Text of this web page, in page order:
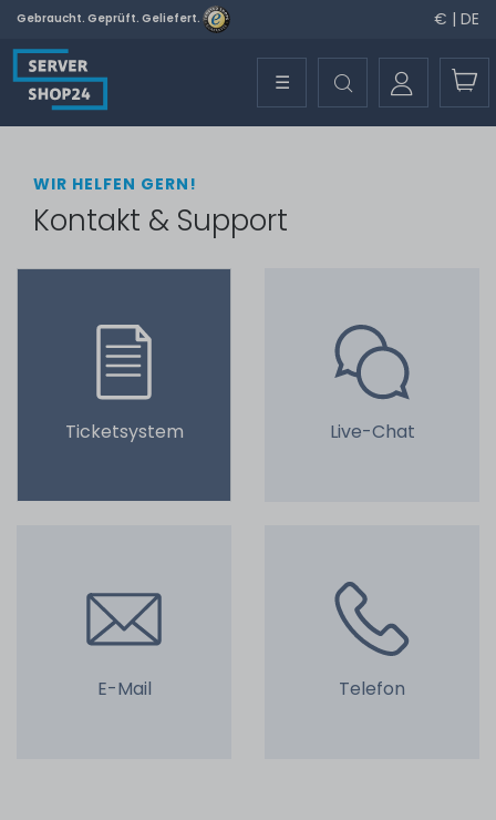
Gebraucht. Geprüft. Geliefert. € | DE
☰
WIR HELFEN GERN!
Kontakt & Support
Ticketsystem Live-Chat
E-Mail Telefon